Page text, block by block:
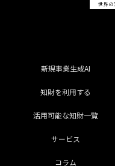
新規事業生成AI
知財を利用する
活用可能な知財一覧
サービス
コラム